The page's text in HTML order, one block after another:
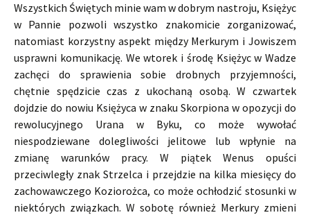
Wszystkich Świętych minie wam w dobrym nastroju, Księżyc
w Pannie pozwoli wszystko znakomicie zorganizować,
natomiast korzystny aspekt między Merkurym i Jowiszem
usprawni komunikację. We wtorek i środę Księżyc w Wadze
zachęci do sprawienia sobie drobnych przyjemności,
chętnie spędzicie czas z ukochaną osobą. W czwartek
dojdzie do nowiu Księżyca w znaku Skorpiona w opozycji do
rewolucyjnego Urana w Byku, co może wywołać
niespodziewane dolegliwości jelitowe lub wpłynie na
zmianę warunków pracy. W piątek Wenus opuści
przeciwległy znak Strzelca i przejdzie na kilka miesięcy do
zachowawczego Koziorożca, co może ochłodzić stosunki w
niektórych związkach. W sobotę również Merkury zmieni